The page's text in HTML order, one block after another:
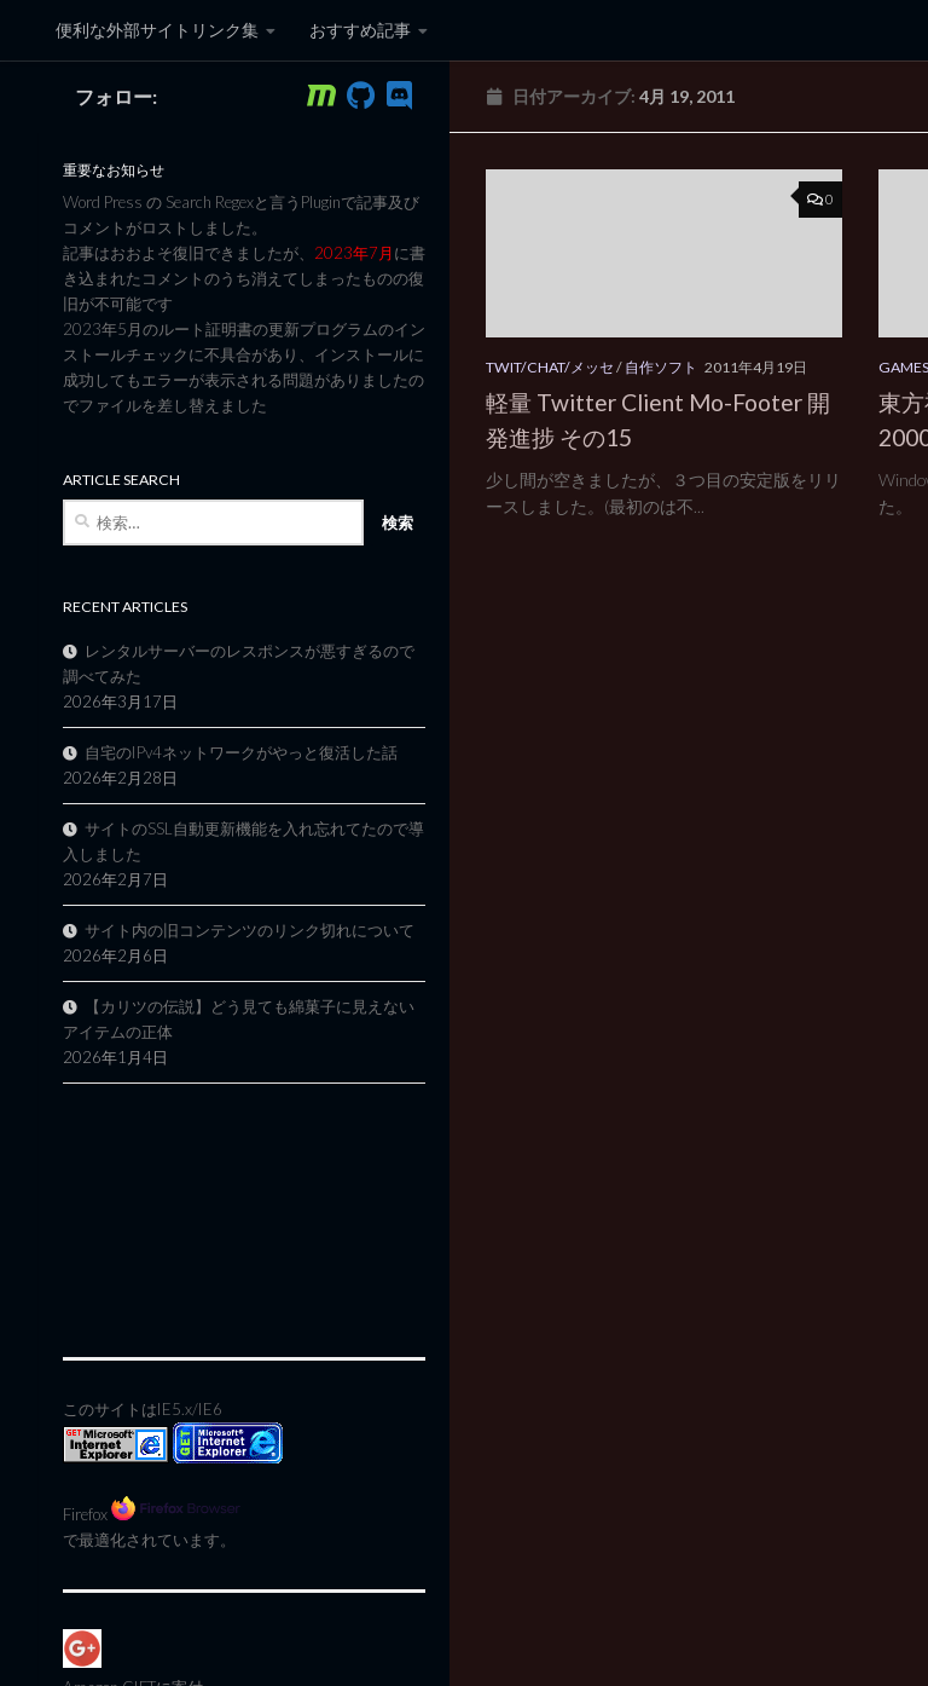
コンテンツへスキップ
便利な外部サイトリンク集 おすすめ記事
黒翼猫のコンピュータ日記 3rd Edition
日付アーカイブ:4月 19, 2011
0
TWIT/CHAT/メッセ / 自作ソフト 2011年4月19日
軽量 Twitter Client Mo-Footer 開
発進捗 その15
少し間が空きましたが、３つ目の安定版をリリ
ースしました。(最初のは不...
GAMES
東
た。
フォロー:
重要なお知らせ
Word Press の Search Regexと言うPluginで記事及び
コメントがロストしました。
記事はおおよそ復旧できましたが、 2023年7月に書
き込まれたコメントのうち消えてしまったものの復
旧が不可能です
2023年5月のルート証明書の更新プログラムのイン
ストールチェックに不具合があり、インストールに
成功してもエラーが表示される問題がありましたの
でファイルを差し替えました
ARTICLE SEARCH
RECENT ARTICLES
レンタルサーバーのレスポンスが悪すぎるので
調べてみた
2026年3月17日
自宅のIPv4ネットワークがやっと復活した話
2026年2月28日
サイトのSSL自動更新機能を入れ忘れてたので導
入しました
2026年2月7日
サイト内の旧コンテンツのリンク切れについて
2026年2月6日
【カリツの伝説】どう見ても綿菓子に見えない
アイテムの正体
2026年1月4日
このサイトはIE5.x/IE6
Firefox
で最適化されています。